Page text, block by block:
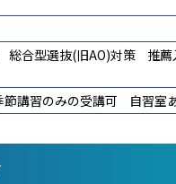
総合型選抜(旧AO)対策 推
節講習のみの受講可
自習室